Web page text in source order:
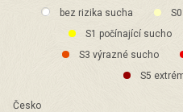
bez rizika sucha
S1 počínající sucho
S3 výrazné sucho
S5
Česko